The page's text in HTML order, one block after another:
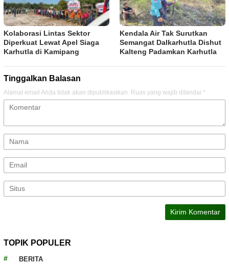
Kolaborasi Lintas Sektor
Diperkuat Lewat Apel Siaga
Karhutla di Kamipang
Kendala Air Tak Surutkan
Semangat Dalkarhutla Dishut
Kalteng Padamkan Karhutla
Tinggalkan Balasan
Alamat email Anda tidak akan dipublikasikan. Ruas yang wajib ditandai *
TOPIK POPULER
BERITA